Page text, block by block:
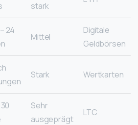
stark
Digitale
Geldbörsen
Mittel
24
Wertkarten
Stark
LTC
Sehr
ausgeprägt